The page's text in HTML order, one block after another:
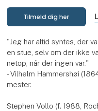
Tilmeld dig her
"Jeg har altid syntes, der
en stue, selv om der ikke
netop, når der ingen var."
- Vilhelm Hammershøi
mester.
Stephen Vollo (f. 1988,